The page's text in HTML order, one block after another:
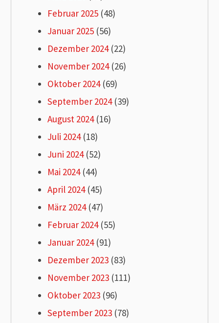
Februar 2025 (48)
Januar 2025 (56)
Dezember 2024(22)
November 2024(26)
Oktober 2024(69)
September 2024(39)
August 2024(16)
Juli 2024(18)
Juni 2024(52)
Mai 2024(44)
April 2024(45)
März 2024(47)
Februar 2024(55)
Januar 2024(91)
Dezember 2023 (83)
November 2023 (111)
Oktober 2023 (96)
September 2023 (78)